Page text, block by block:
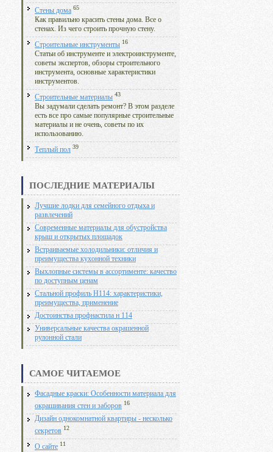
Стены дома 65
Как правильно красить стены дома. Все о
стенах. Из чего строить прочную стену.
Строительные инструменты 16
Статьи об инструменте и электроинструменте,
советы экспертов, обзоры строительного
инструмента, основные характеристики
инструментов.
Строительные материалы 43
Вы задумали сделать ремонт? В этом разделе
есть все про самые популярные строительные
материалы и не очень, советы по их
использованию.
Теплый пол 39
ПОСЛЕДНИЕ МАТЕРИАЛЫ
Лучшие лодки для семейного отдыха и
развлечений
Современные материалы для обустройства
крыш и открытых площадок
Встраиваемые холодильники: отличия и
преимущества кухонной техники
Выхлопные системы в ассортименте: качество
по доступным ценам
Стальной профиль Н114: характеристики,
преимущества, применение
Достоинства профнастила н 114
Универсальные качества окрашенной
рулонной стали
САМОЕ ЧИТАЕМОЕ
Фасадные краски: Особенности материала для
окрашивания стен и заборов 16
Дизайн однокомнатной квартиры - несколько
секретов 12
О сайте 11